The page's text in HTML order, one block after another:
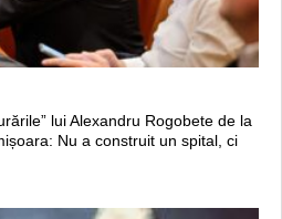
lui Alexandru Rogobete de la
Nu a construit un spital, ci